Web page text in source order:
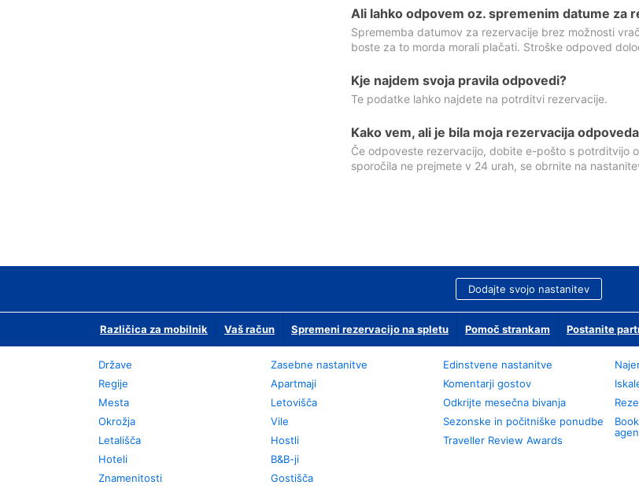
Ali lahko odpovem oz. spremenim datume za
Sprememba datumov za rezervacije brez možnosti
boste za to morda morali plačati. Stroške odpoved
Kje najdem svoja pravila odpovedi?
Te podatke lahko najdete na potrditvi rezervacije.
Kako vem, ali je bila moja rezervacija
Če odpoveste rezervacijo, dobite e-pošto s potrditvijo
sporočila ne prejmete v 24 urah, se obrnite na
Dodajte svojo nastanitev
Različica za mobilnik Vaš račun Spremeni rezervacijo na spletu Pomoč strankam Postanite
Države
Regije
Mesta
Okrožja
Letališča
Hoteli
Znamenitosti
Zasebne nastanitve
Apartmaji
Letovišča
Vile
Hostli
B&B-ji
Gostišča
Edinstvene nastanitve
Komentarji gostov
Odkrijte mesečna bivanja
Sezonske in počitniške ponudbe
Traveller Review Awards